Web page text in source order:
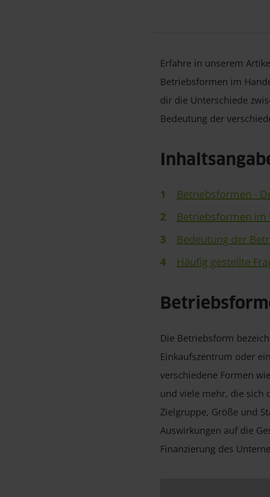
Erfahre in unserem
Betriebsformen im
dir die Unterschiede
Bedeutung der
Betriebsformen -
Betriebsformen im
Bedeutung der
Häufig gestellte
Die Betriebsform
Einkaufszentrum oder
verschiedene Formen
und viele mehr, die sich
Zielgruppe, Größe und
Auswirkungen auf die
Finanzierung des